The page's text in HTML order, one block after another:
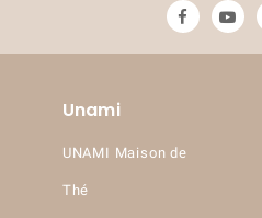
Unami
UNAMI Maison de
Thé